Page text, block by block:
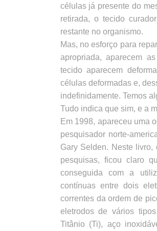
células já presente do
retirada, o tecido
restante no organismo.
Mas, no esforço para
apropriada, aparecem
tecido aparecem
células deformadas e,
indefinidamente. Temos
Tudo indica que sim, e a
Em 1998, apareceu uma
pesquisador norte-
Gary Selden. Neste
pesquisas, ficou claro
conseguida com a
contínuas entre dois
correntes da ordem de
eletrodos de vários
Titânio (Ti), aço